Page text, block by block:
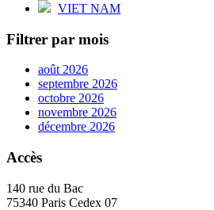
VIET NAM
Filtrer par mois
août 2026
septembre 2026
octobre 2026
novembre 2026
décembre 2026
Accès
140 rue du Bac
75340 Paris Cedex 07